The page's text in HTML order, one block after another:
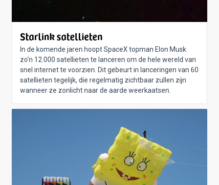
Starlink satellieten
In de komende jaren hoopt SpaceX topman Elon Musk
zo'n 12.000 satellieten te lanceren om de hele wereld van
snel internet te voorzien. Dit gebeurt in lanceringen van 60
satellieten tegelijk, die regelmatig zichtbaar zullen zijn
wanneer ze zonlicht naar de aarde weerkaatsen.